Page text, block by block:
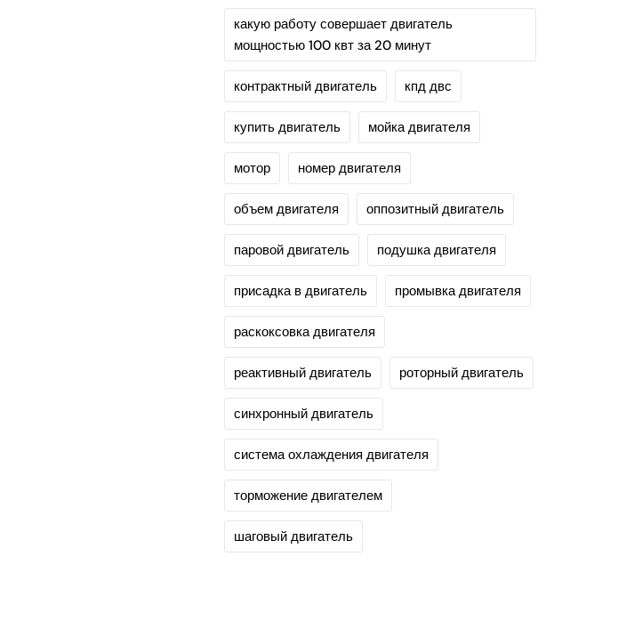
какую работу совершает двигатель
мощностью 100 квт за 20 минут
контрактный двигатель кпд двс
купить двигатель мойка двигателя
мотор номер двигателя
объем двигателя оппозитный двигатель
паровой двигатель подушка двигателя
присадка в двигатель промывка двигателя
раскоксовка двигателя
реактивный двигатель роторный двигатель
синхронный двигатель
система охлаждения двигателя
торможение двигателем
шаговый двигатель